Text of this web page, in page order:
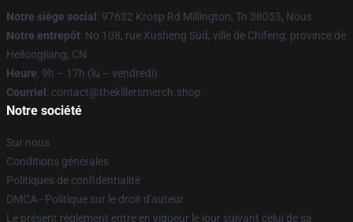
Notre siège social : 97632 Krosp Rd Millington, Tn 38053, Nous
Notre entrepôt: No 108, rue Xusheng Sud, ville de Chifeng, province de
Heilongjiang, CN
Heure: 9h – 17h (lu – vendredi)
Courriel : contact@thekillersmerch.shop
Notre société
Sur nous
Conditions générales
Politiques de confidentialité
DMCA - Politique sur le droit d'auteur
Le présent règlement entre en vigueur le jour suivant celui de sa